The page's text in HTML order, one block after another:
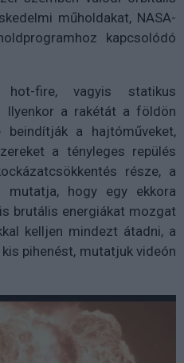
műholdakat, NASA-
kapcsolódó
fire, vagyis statikus
a rakétát a földön
a hajtóműveket,
a tényleges repülés
része, a
hogy egy ekkora
brutális energiákat mozgat
kelljen mindezt átadni, a
pihenést, mutatjuk videón